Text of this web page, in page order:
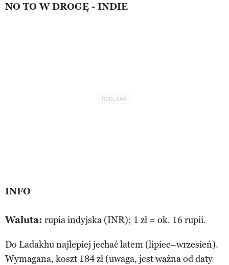
NO TO W DROGĘ - INDIE
INFO
Waluta: rupia indyjska (INR); 1 zł = ok. 16 rupii.
Do Ladakhu najlepiej jechać latem (lipiec–wrzesień).
Wymagana, koszt 184 zł (uwaga, jest ważna od daty